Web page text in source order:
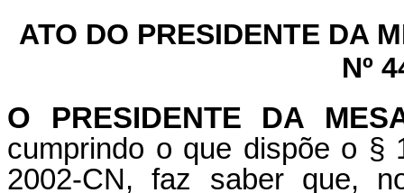
ATO DO PRESIDENTE DA
Nº
O PRESIDENTE DA
cumprindo o que dispõe o §
2002-CN, faz saber que,